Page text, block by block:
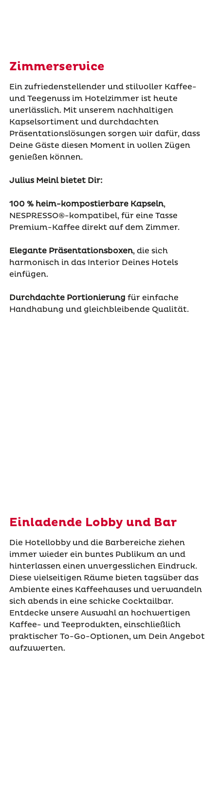
Zimmerservice
Ein zufriedenstellender und stilvoller Kaffee-
und Teegenuss im Hotelzimmer ist heute
unerlässlich. Mit unserem nachhaltigen
Kapselsortiment und durchdachten
Präsentationslösungen sorgen wir dafür, dass
Deine Gäste diesen Moment in vollen Zügen
genießen können.
Julius Meinl bietet Dir:
100 % heim-kompostierbare Kapseln,
NESPRESSO®-kompatibel, für eine Tasse
Premium-Kaffee direkt auf dem Zimmer.
Elegante Präsentationsboxen, die sich
harmonisch in das Interior Deines Hotels
einfügen.
Durchdachte Portionierung für einfache
Handhabung und gleichbleibende Qualität.
Einladende Lobby und Bar
Die Hotellobby und die Barbereiche ziehen
immer wieder ein buntes Publikum an und
hinterlassen einen unvergesslichen Eindruck.
Diese vielseitigen Räume bieten tagsüber das
Ambiente eines Kaffeehauses und verwandeln
sich abends in eine schicke Cocktailbar.
Entdecke unsere Auswahl an hochwertigen
Kaffee- und Teeprodukten, einschließlich
praktischer To-Go-Optionen, um Dein Angebot
aufzuwerten.